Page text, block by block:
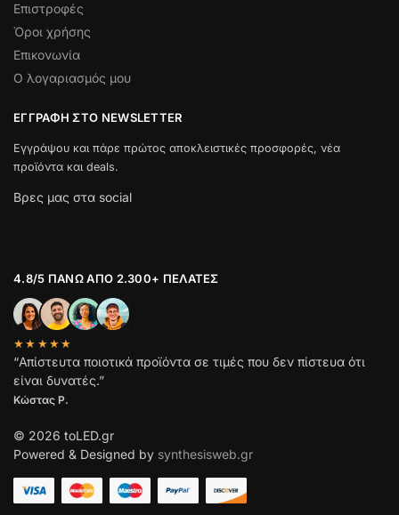
Επιστροφές
Όροι χρήσης
Επικονωνία
Ο λογαριασμός μου
ΕΓΓΡΑΦΉ ΣΤΟ NEWSLETTER
Εγγράψου και πάρε πρώτος αποκλειστικές προσφορές, νέα
προϊόντα και deals.
Βρες μας στα social
4.8/5 ΠΆΝΩ ΑΠΌ 2.300+ ΠΕΛΆΤΕΣ
★★★★★
“Απίστευτα ποιοτικά προϊόντα σε τιμές που δεν πίστευα ότι
είναι δυνατές.”
Κώστας Ρ.
© 2026 toLED.gr
Powered & Designed by synthesisweb.gr